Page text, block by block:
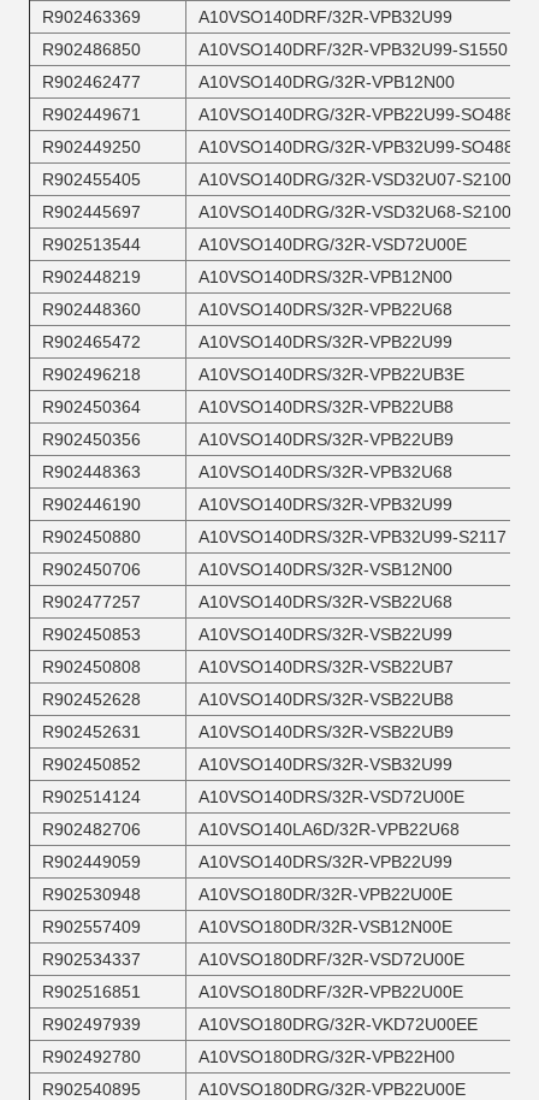
R902463369
A10VSO140DRF/32R-VPB32U99
R902486850
A10VSO140DRF/32R-VPB32U99-S1550
R902462477
A10VSO140DRG/32R-VPB12N00
R902449671
A10VSO140DRG/32R-VPB22U99-SO488
R902449250
A10VSO140DRG/32R-VPB32U99-SO488
R902455405
A10VSO140DRG/32R-VSD32U07-S2100
R902445697
A10VSO140DRG/32R-VSD32U68-S2100
R902513544
A10VSO140DRG/32R-VSD72U00E
R902448219
A10VSO140DRS/32R-VPB12N00
R902448360
A10VSO140DRS/32R-VPB22U68
R902465472
A10VSO140DRS/32R-VPB22U99
R902496218
A10VSO140DRS/32R-VPB22UB3E
R902450364
A10VSO140DRS/32R-VPB22UB8
R902450356
A10VSO140DRS/32R-VPB22UB9
R902448363
A10VSO140DRS/32R-VPB32U68
R902446190
A10VSO140DRS/32R-VPB32U99
R902450880
A10VSO140DRS/32R-VPB32U99-S2117
R902450706
A10VSO140DRS/32R-VSB12N00
R902477257
A10VSO140DRS/32R-VSB22U68
R902450853
A10VSO140DRS/32R-VSB22U99
R902450808
A10VSO140DRS/32R-VSB22UB7
R902452628
A10VSO140DRS/32R-VSB22UB8
R902452631
A10VSO140DRS/32R-VSB22UB9
R902450852
A10VSO140DRS/32R-VSB32U99
R902514124
A10VSO140DRS/32R-VSD72U00E
R902482706
A10VSO140LA6D/32R-VPB22U68
R902449059
A10VSO140DRS/32R-VPB22U99
R902530948
A10VSO180DR/32R-VPB22U00E
R902557409
A10VSO180DR/32R-VSB12N00E
R902534337
A10VSO180DRF/32R-VSD72U00E
R902516851
A10VSO180DRF/32R-VPB22U00E
R902497939
A10VSO180DRG/32R-VKD72U00EE
R902492780
A10VSO180DRG/32R-VPB22H00
R902540895
A10VSO180DRG/32R-VPB22U00E